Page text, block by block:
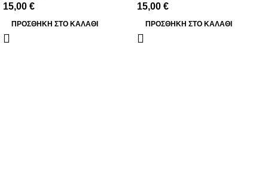
15,00 €
ΠΡΟΣΘΉΚΗ ΣΤΟ ΚΑΛΆΘΙ
15,00 €
ΠΡΟΣΘΉΚΗ ΣΤΟ ΚΑΛΆΘΙ